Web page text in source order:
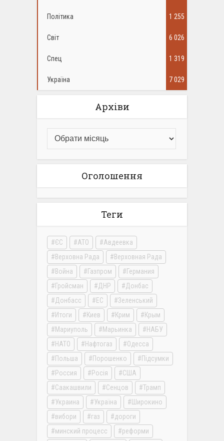
Політика 1 255
Світ 6 026
Спец 1 319
Україна 7 029
Архіви
Оголошення
Теги
ЄС АТО
Авдеевка
Верховна Рада
Верховная Рада
Война
Газпром
Германия
Гройсман
ДНР
Донбас
Донбасс
ЕС
Зеленський
Итоги
Киев Крим
Крым
Мариуполь
Марьинка
НАБУ
НАТО
Нафтогаз
Одесса
Польша
Порошенко
Підсумки
Россия
Росія
США
Саакашвили
Сенцов
Трамп
Украина
Україна
Широкино
вибори
газ
дороги
минский процесс
реформи